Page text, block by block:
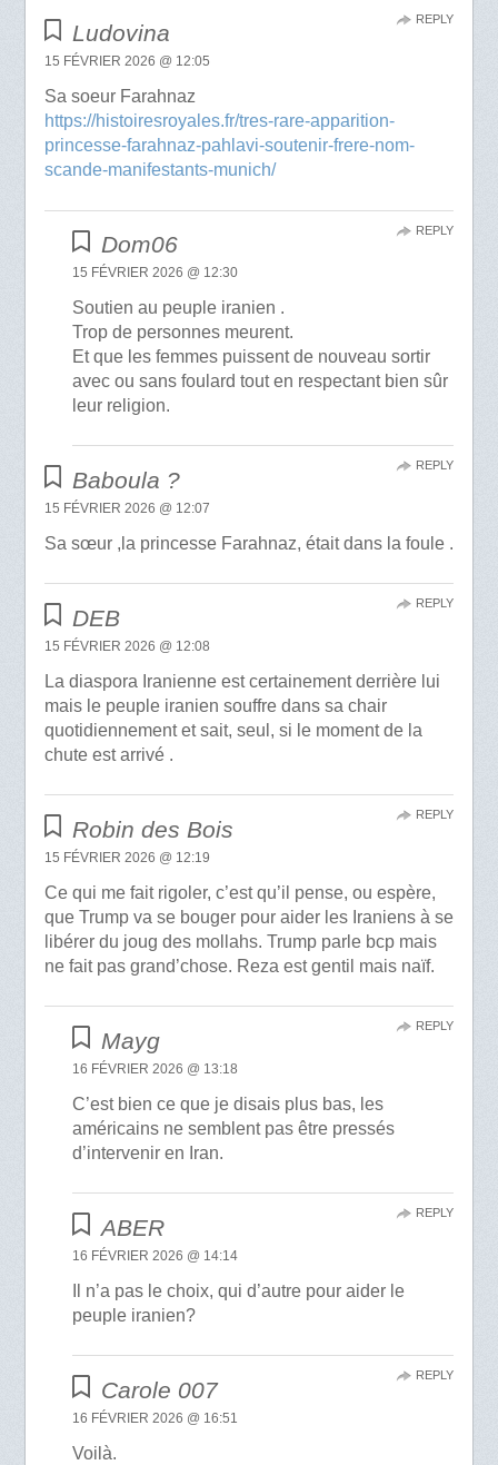
Ludovina
15 FÉVRIER 2026 @ 12:05
Sa soeur Farahnaz
https://histoiresroyales.fr/tres-rare-apparition-
princesse-farahnaz-pahlavi-soutenir-frere-nom-
scande-manifestants-munich/
REPLY
Dom06
15 FÉVRIER 2026 @ 12:30
Soutien au peuple iranien .
Trop de personnes meurent.
Et que les femmes puissent de nouveau sortir
avec ou sans foulard tout en respectant bien sûr
leur religion.
REPLY
Baboula ?
15 FÉVRIER 2026 @ 12:07
Sa sœur ,la princesse Farahnaz, était dans la foule .
REPLY
DEB
15 FÉVRIER 2026 @ 12:08
La diaspora Iranienne est certainement derrière lui
mais le peuple iranien souffre dans sa chair
quotidiennement et sait, seul, si le moment de la
chute est arrivé .
REPLY
Robin des Bois
15 FÉVRIER 2026 @ 12:19
Ce qui me fait rigoler, c’est qu’il pense, ou espère,
que Trump va se bouger pour aider les Iraniens à se
libérer du joug des mollahs. Trump parle bcp mais
ne fait pas grand’chose. Reza est gentil mais naïf.
REPLY
Mayg
16 FÉVRIER 2026 @ 13:18
C’est bien ce que je disais plus bas, les
américains ne semblent pas être pressés
d’intervenir en Iran.
REPLY
ABER
16 FÉVRIER 2026 @ 14:14
Il n’a pas le choix, qui d’autre pour aider le
peuple iranien?
REPLY
Carole 007
16 FÉVRIER 2026 @ 16:51
Voilà.
REPLY